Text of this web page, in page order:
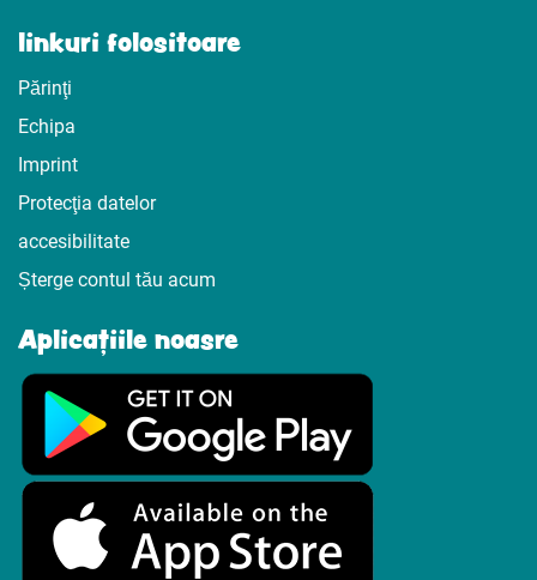
linkuri folositoare
Părinţi
Echipa
Imprint
Protecţia datelor
accesibilitate
Șterge contul tău acum
Aplicațiile noasre